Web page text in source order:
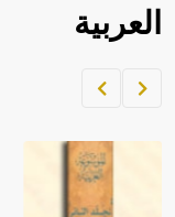
العربية